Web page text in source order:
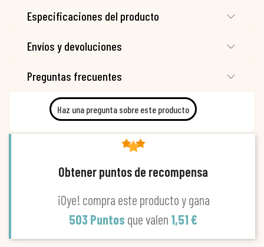
Especificaciones del producto
Envíos y devoluciones
Preguntas frecuentes
Haz una pregunta sobre este producto
Obtener puntos de recompensa
¡Oye! compra este producto y gana
503 Puntos que valen 1,51 €